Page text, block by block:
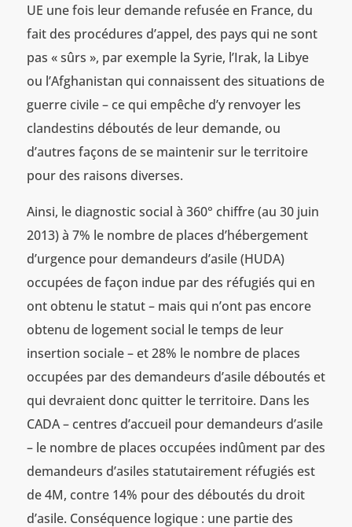
UE une fois leur demande refusée en France, du
fait des procédures d’appel, des pays qui ne sont
pas « sûrs », par exemple la Syrie, l’Irak, la Libye
ou l’Afghanistan qui connaissent des situations de
guerre civile – ce qui empêche d’y renvoyer les
clandestins déboutés de leur demande, ou
d’autres façons de se maintenir sur le territoire
pour des raisons diverses.
Ainsi, le diagnostic social à 360° chiffre (au 30 juin
2013) à 7% le nombre de places d’hébergement
d’urgence pour demandeurs d’asile (HUDA)
occupées de façon indue par des réfugiés qui en
ont obtenu le statut – mais qui n’ont pas encore
obtenu de logement social le temps de leur
insertion sociale – et 28% le nombre de places
occupées par des demandeurs d’asile déboutés et
qui devraient donc quitter le territoire. Dans les
CADA – centres d’accueil pour demandeurs d’asile
– le nombre de places occupées indûment par des
demandeurs d’asiles statutairement réfugiés est
de 4M, contre 14% pour des déboutés du droit
d’asile. Conséquence logique : une partie des